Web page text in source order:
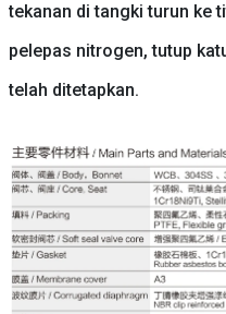
tekanan di tangki turun ke
pelepas nitrogen, tutup
telah ditetapkan.